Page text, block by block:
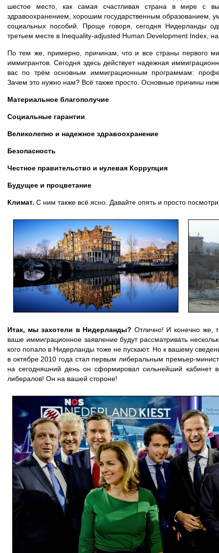
шестое место, как самая счастливая страна в мире с
здравоохранением, хорошим государственным образованием,
социальных пособий. Проще говоря, сегодня Нидерланды
третьем месте в Inequality-adjusted Human Development Index,
По тем же, примерно, причинам, что и все страны первого
иммигрантов. Сегодня здесь действует надежная
вас по трём основным иммиграционным программам:
Зачем это нужно нам? Всё также просто. Основные причины
Материальное благополучие
Социальные гарантии
Великолепно и надежное здравоохранение
Безопасность
Честное правительство и нулевая Коррупция
Будущее и процветание
Климат. С ним также всё ясно. Давайте опять и просто
Итак, мы захотели в Нидерланды? Отлично! И конечно же,
ваше иммиграционное заявление будут рассматривать
кого попало в Нидерланды тоже не пускают. Но к вашему
в октябре 2010 года стал первым либеральным премьер-
на сегодняшний день он сформировал сильнейший кабинет
либералов! Он на вашей стороне!